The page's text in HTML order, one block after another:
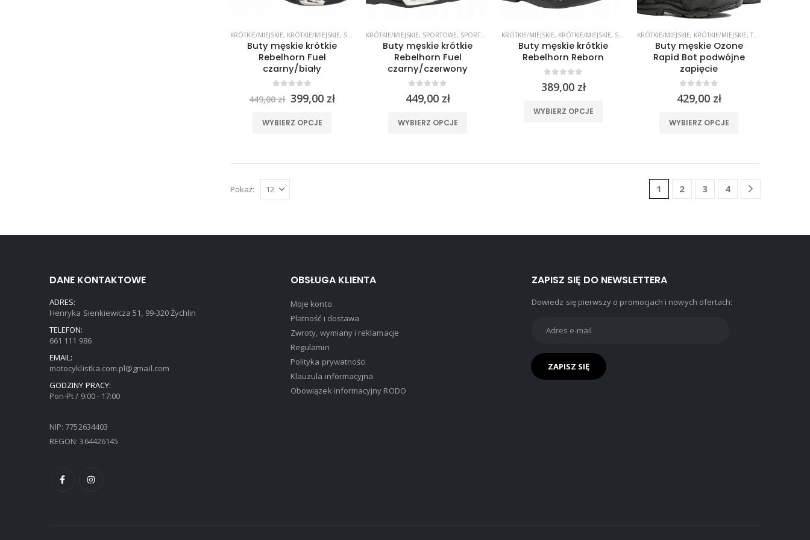
produktu
produktu
KRÓTKIE/MIEJSKIE, KRÓTKIE/MIEJSKIE, SPORTOWE ,SPORTOWE,WYPRZEDAŻ %%
Buty męskie krótkie
Rebelhorn Fuel
czarny/biały
449,00zł Pierwotna
cena
wynosiła:
449,00 zł.
399,00 złAktualna
WYBIERZ OPCJE
wiele
na
KRÓTKIE/MIEJSKIE, SPORTOWE, SPORTOWE
Buty męskie krótkie
Rebelhorn Fuel
czarny/czerwony
out of 5
449,00 zł
WYBIERZ OPCJE
wiele
na
KRÓTKIE/MIEJSKIE, KRÓTKIE/MIEJSKIE, SPORTOWE ,SPORTOWE
Buty męskie krótkie
Rebelhorn Reborn
out of 5
389,00 zł
WYBIERZ OPCJE
wariantów.
stronie
KRÓTKIE/MIEJSKIE, KRÓTKIE/MIEJSKIE, TURYSTYCZNE
Buty męskie Ozone
Rapid Bot podwójne
zapięcie
out of 5
429,00 zł
WYBIERZ OPCJE
wiele
wariantów.
Opcje
na
Pokaż: 1 2 3 4
DANE KONTAKTOWE
ADRES:
Henryka Sienkiewicza 51, 99-320 Żychlin
TELEFON:
661 111 986
EMAIL:
motocyklistka.com.pl@gmail.com
GODZINY PRACY:
Pon-Pt / 9:00 - 17:00
NIP: 7752634403
REGON: 364426145
OBSŁUGA KLIENTA
Moje konto
Płatność i dostawa
Zwroty, wymiany i reklamacje
Regulamin
Polityka prywatności
Klauzula informacyjna
Obowiązek informacyjny RODO
ZAPISZ SIĘ DO NEWSLETTERA
Dowiedz się pierwszy o promocjach i nowych ofertach: